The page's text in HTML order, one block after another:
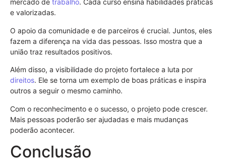
mercado de trabalho. Cada curso ensina habilidades práticas
e valorizadas.
O apoio da comunidade e de parceiros é crucial. Juntos, eles
fazem a diferença na vida das pessoas. Isso mostra que a
união traz resultados positivos.
Além disso, a visibilidade do projeto fortalece a luta por
direitos. Ele se torna um exemplo de boas práticas e inspira
outros a seguir o mesmo caminho.
Com o reconhecimento e o sucesso, o projeto pode crescer.
Mais pessoas poderão ser ajudadas e mais mudanças
poderão acontecer.
Conclusão